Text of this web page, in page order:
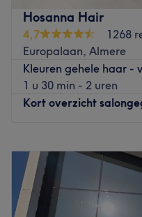
nieuwe coupe, kleur,
creëert tevens ook de
mix van mensenkennis,
persoonlijkheid zorgt
veel vaste, tevreden
binden.
Hosanna Hair
4,7
1268
Europalaan, Almere
Kleuren gehele haar -
1 u 30 min - 2 uren
Kort overzicht
Dinsdag
Woensdag
Donderdag
Vrijdag